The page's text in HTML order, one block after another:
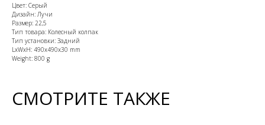
Цвет: Серый
Дизайн: Лучи
Размер: 22,5
Тип товара: Колесный колпак
Тип установки: Задний
LxWxH: 490x490x30 mm
Weight: 800 g
СМОТРИТЕ ТАКЖЕ